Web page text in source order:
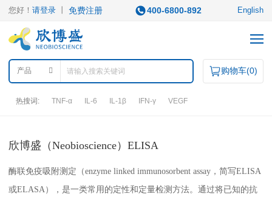
您好！请登录 丨免费注册 400-6800-892 English
产品 购物车(0)
热搜词: TNF-α IL-6 IL-1β IFN-γ VEGF
产品类型
ELISA试剂盒
凋亡试剂盒 IHC试剂盒 二抗
欣博盛（Neobioscience）ELISA
酶联免疫吸附测定（enzyme linked immunosorbent assay，简写ELISA
或ELASA），是一类常用的定性和定量检测方法。通过将已知的抗